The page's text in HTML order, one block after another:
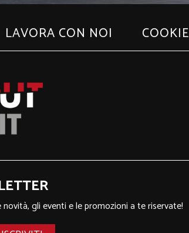
LAVORA CON NOI COOKIE
gli eventi e le promozioni a te riservate!